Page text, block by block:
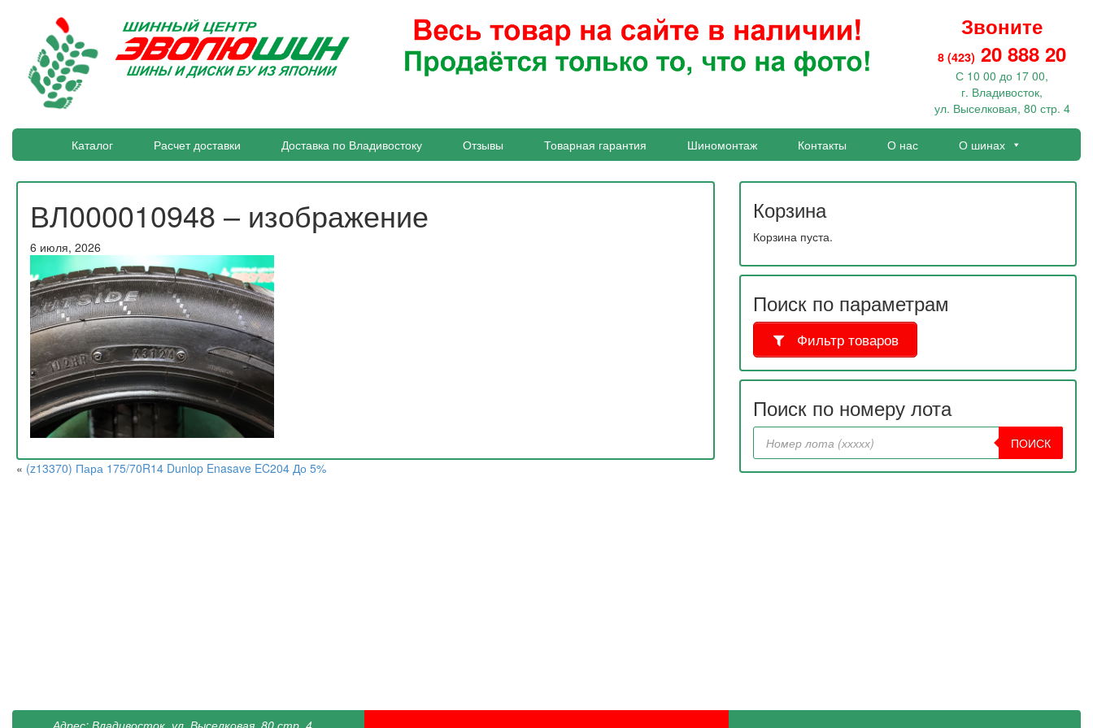
Звоните
8 (423) 20 888 20
С 10 00 до 17 00,
г. Владивосток,
ул. Выселковая, 80 стр. 4
Каталог Расчет доставки Доставка по Владивостоку Отзывы Товарная гарантия Шиномонтаж Контакты О нас О шинах
ВЛ000010948 – изображение
6 июля, 2026
« (z13370) Пара 175/70R14 Dunlop Enasave EC204 До 5%
Корзина
Корзина пуста.
Поиск по параметрам
Фильтр товаров
Поиск по номеру лота
ПОИСК
Адрес: Владивосток, ул. Выселковая, 80 стр. 4